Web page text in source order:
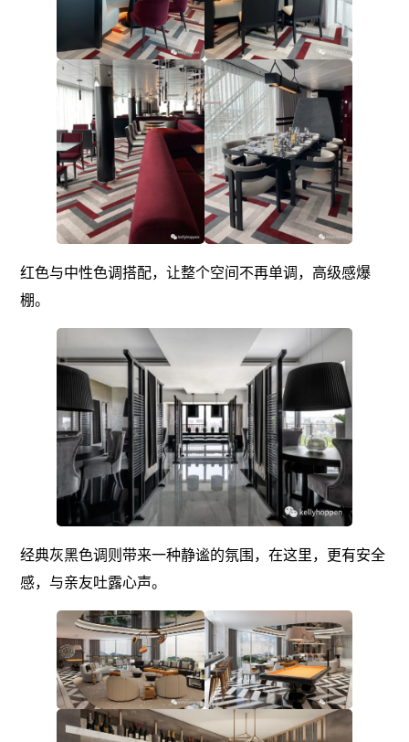
红色与中性色调搭配，让整个空间不再单调，高级感爆
棚。
经典灰黑色调则带来一种静谧的氛围，在这里，更有安全
感，与亲友吐露心声。